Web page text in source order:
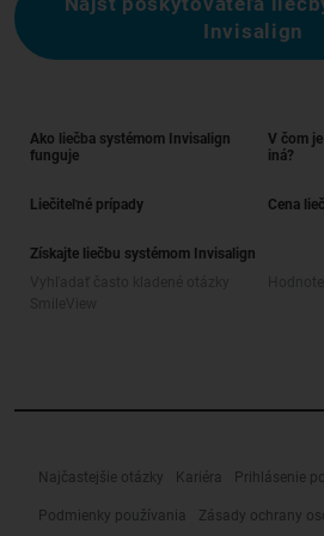
Invisalign
Ako liečba systémom Invisalign
funguje
V čom
iná?
Liečiteľné prípady Cena
Získajte liečbu systémom Invisalign
Najčastejšie otázky Kariéra Prihlásenie
Podmienky používania Zásady ochrany